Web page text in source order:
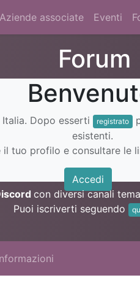
Aziende associate Eventi
Forum
Dopo esserti registrato
esistenti.
tuo profilo e consultare le
Accedi
con diversi canali
Puoi iscriverti seguendo